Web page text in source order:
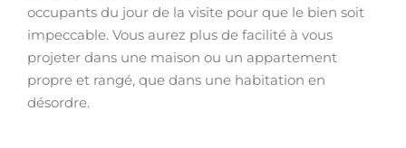
occupants du jour de la visite pour que le bien soit
impeccable. Vous aurez plus de facilité à vous
projeter dans une maison ou un appartement
propre et rangé, que dans une habitation en
désordre.